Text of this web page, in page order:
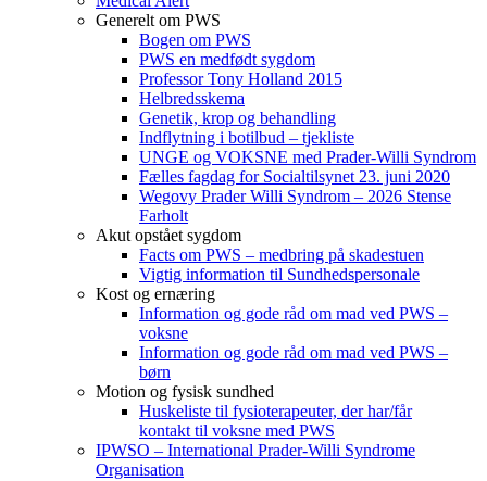
Generelt om PWS
Bogen om PWS
PWS en medfødt sygdom
Professor Tony Holland 2015
Helbredsskema
Genetik, krop og behandling
Indflytning i botilbud – tjekliste
UNGE og VOKSNE med Prader-Willi Syndrom
Fælles fagdag for Socialtilsynet 23. juni 2020
Wegovy Prader Willi Syndrom – 2026 Stense
Farholt
Akut opstået sygdom
Facts om PWS – medbring på skadestuen
Vigtig information til Sundhedspersonale
Kost og ernæring
Information og gode råd om mad ved PWS –
voksne
Information og gode råd om mad ved PWS –
børn
Motion og fysisk sundhed
Huskeliste til fysioterapeuter, der har/får
kontakt til voksne med PWS
IPWSO – International Prader-Willi Syndrome
Organisation